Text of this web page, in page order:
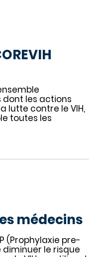
dont les actions
lutte contre le VIH,
toutes les
médecins
(Prophylaxie pre-
le risque